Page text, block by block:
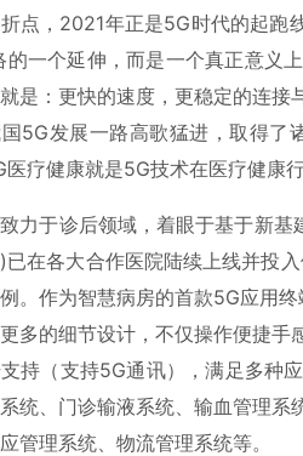
点，2021年正是5G时代的起跑
的一个延伸，而是一个真正意义
是：更快的速度，更稳定的连接
5G发展一路高歌猛进，取得了
医疗健康就是5G技术在医疗健康
力于诊后领域，着眼于基于新
在各大合作医院陆续上线并投
。作为智慧病房的首款5G应用
多的细节设计，不仅操作便捷
持（支持5G通讯），满足多种
统、门诊输液系统、输血管理系
管理系统、物流管理系统等。